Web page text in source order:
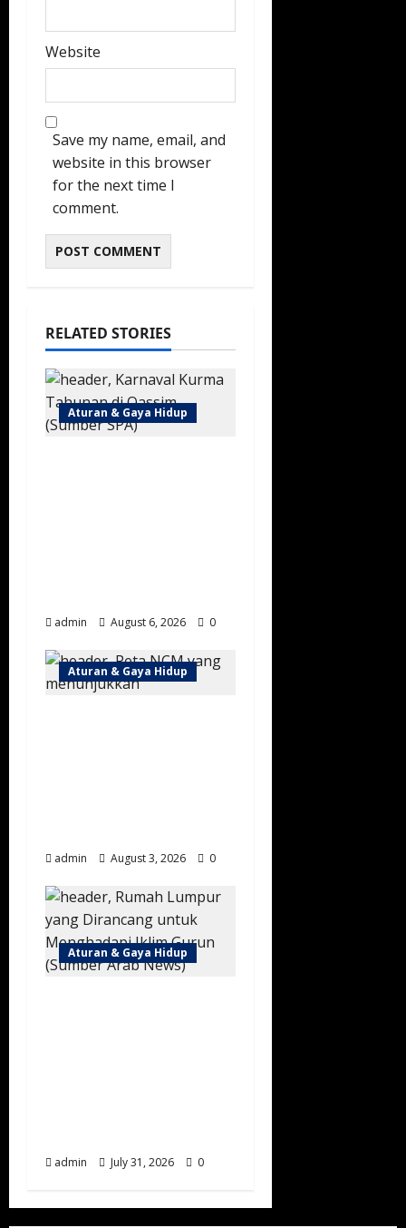
Website
Save my name, email, and
website in this browser
for the next time I
comment.
RELATED STORIES
Aturan & Gaya Hidup
admin August 6, 2026 0
Aturan & Gaya Hidup
admin August 3, 2026 0
Aturan & Gaya Hidup
admin July 31, 2026 0